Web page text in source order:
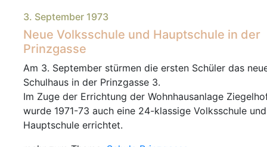
3. September 1973
Neue Volksschule und Hauptschule in der
Prinzgasse
Am 3. September stürmen die ersten Schüler das
Schulhaus in der Prinzgasse 3.
Im Zuge der Errichtung der Wohnhausanlage
wurde 1971-73 auch eine 24-klassige Volksschule und
Hauptschule errichtet.